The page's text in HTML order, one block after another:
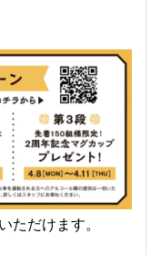
ただけます。